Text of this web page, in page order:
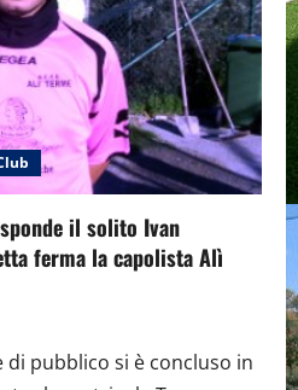
il solito Ivan
ferma la capolista Alì
pubblico si è concluso in